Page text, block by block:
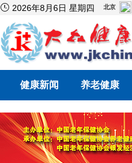
 2026年8月6日 星期四
健康新闻 养老健康